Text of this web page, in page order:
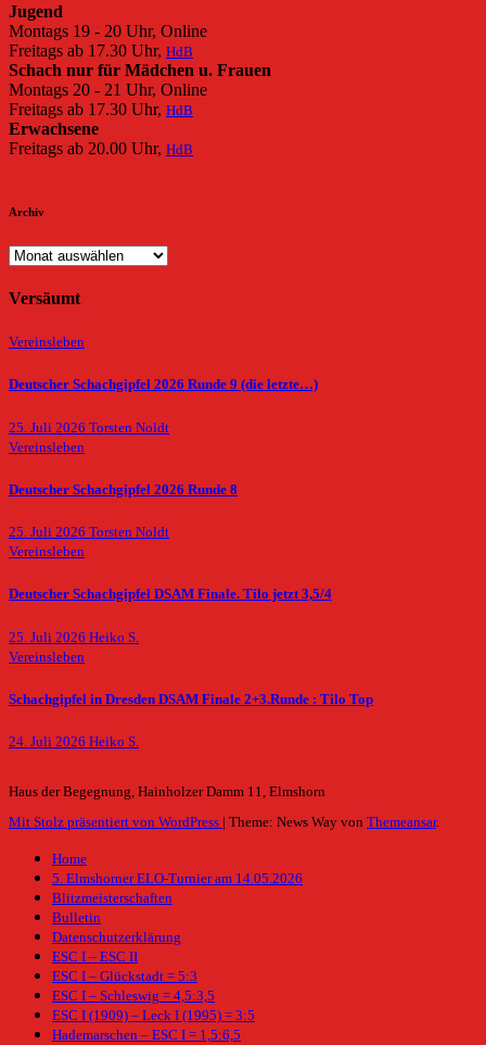
Jugend
Montags 19 - 20 Uhr, Online
Freitags ab 17.30 Uhr, HdB
Schach nur für Mädchen u. Frauen
Montags 20 - 21 Uhr, Online
Freitags ab 17.30 Uhr, HdB
Erwachsene
Freitags ab 20.00 Uhr, HdB
Archiv
Archiv
Versäumt
Vereinsleben
Deutscher Schachgipfel 2026 Runde 9 (die letzte…)
25. Juli 2026 Torsten Noldt
Vereinsleben
Deutscher Schachgipfel 2026 Runde 8
25. Juli 2026 Torsten Noldt
Vereinsleben
Deutscher Schachgipfel DSAM Finale. Tilo jetzt 3,5/4
25. Juli 2026 Heiko S.
Vereinsleben
Schachgipfel in Dresden DSAM Finale 2+3.Runde : Tilo Top
24. Juli 2026 Heiko S.
Haus der Begegnung, Hainholzer Damm 11, Elmshorn
Mit Stolz präsentiert von WordPress | Theme: News Way von Themeansar.
Home
5. Elmshorner ELO-Turnier am 14.05.2026
Blitzmeisterschaften
Bulletin
Datenschutzerklärung
ESC I – ESC II
ESC I – Glückstadt = 5:3
ESC I – Schleswig = 4,5:3,5
ESC I (1909) – Leck I (1995) = 3:5
Hademarschen – ESC I = 1,5:6,5